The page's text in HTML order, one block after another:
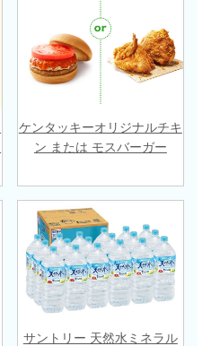
ケンタッキーオリジナルチキ
ン または モスバーガー
サントリー 天然水ミネラル